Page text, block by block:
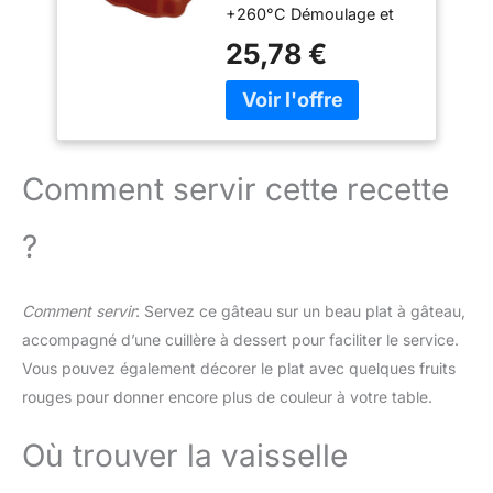
être utilisés pour faire
des gâteaux, du pain,
mais également pour
faire des pâtisserie, de la
grande gelée, etc.
【Facile à Utiliser】- Le
une surface lisse, non
Facile à nettoyer, rincez
directement à l'eau ou
mettez-le au lave-
vaisselle. 【Matériaux de
Qualité】- Fabriqués à
qualité alimentaire, non
toxique, sans BPA, sans
+260°C Démoulage et
déforme pas - La forme
est transmise en totalité
au gâteau
25,78 €
Comment servir cette recette
?
Comment servir: Servez ce gâteau sur un beau plat à gâteau,
accompagné d’une cuillère à dessert pour faciliter le service.
Vous pouvez également décorer le plat avec quelques fruits
rouges pour donner encore plus de couleur à votre table.
Où trouver la vaisselle